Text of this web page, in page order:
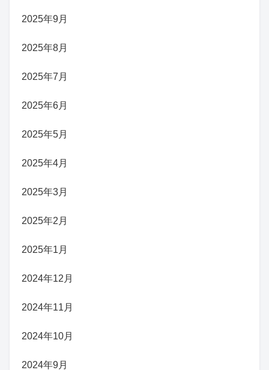
2025年9月
2025年8月
2025年7月
2025年6月
2025年5月
2025年4月
2025年3月
2025年2月
2025年1月
2024年12月
2024年11月
2024年10月
2024年9月